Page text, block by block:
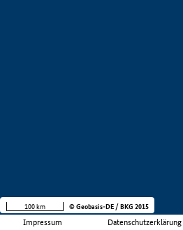
Impressum Datenschutzerklärung
100 km © Geobasis-DE / BKG 2015